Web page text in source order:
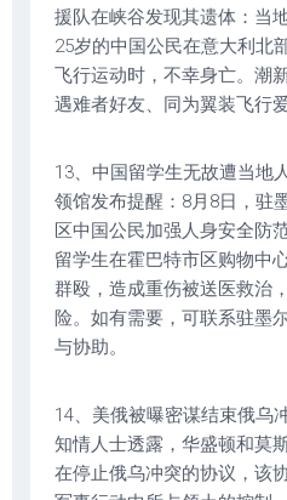
援队在峡谷发现其遗体：当
25岁的中国公民在意大利北
飞行运动时，不幸身亡。潮
遇难者好友、同为翼装飞行
13、中国留学生无故遭当地
领馆发布提醒：8月8日，驻
区中国公民加强人身安全防
留学生在霍巴特市区购物中
群殴，造成重伤被送医救治
险。如有需要，可联系驻墨
与协助。
14、美俄被曝密谋结束俄乌
知情人士透露，华盛顿和莫
在停止俄乌冲突的协议，该